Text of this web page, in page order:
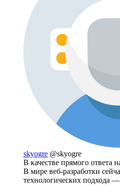
skyogre @skyogre
В качестве прямого ответа
В мире веб-разработки
технологических подхода